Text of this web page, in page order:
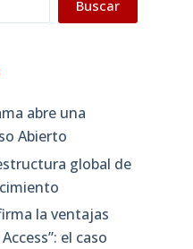
Buscar
abre una
Abierto
global de
la ventajas
el caso